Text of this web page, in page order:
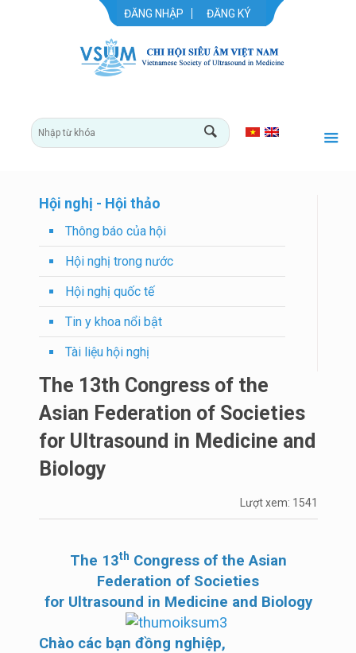
ĐĂNG NHẬP ĐĂNG KÝ
Hội nghị - Hội thảo
Thông báo của hội
Hội nghị trong nước
Hội nghị quốc tế
Tin y khoa nổi bật
Tài liệu hội nghị
The 13th Congress of the
Asian Federation of Societies
for Ultrasound in Medicine and
Biology
Lượt xem: 1541
The 13th Congress of the Asian
Federation of Societies
for Ultrasound in Medicine and Biology
Chào các bạn đồng nghiệp,